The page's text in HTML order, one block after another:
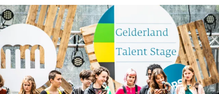
M
a
r
t
e
n
s
k
e
m
e
t
M
l
k
o
f
b
e
r
M
s
e
u
m